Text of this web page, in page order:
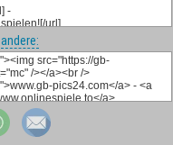
andere: